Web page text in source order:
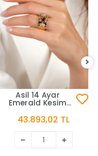
Asil 14 Ayar
Emerald Kesim
Altın Yüzük
YZK3644
43.893,02 TL